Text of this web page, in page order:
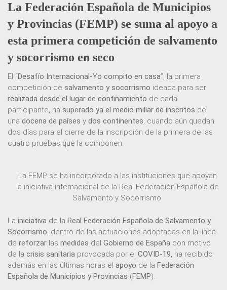
La Federación Española de Municipios
y Provincias (FEMP) se suma al apoyo a
esta primera competición de salvamento
y socorrismo en seco
El “Desafío Internacional-Yo compito en casa”, la primera
competición de salvamento y socorrismo ideada para ser
realizada desde el lugar de confinamiento de cada
participante, ha superado ya el medio millar de inscritos de
una docena de países y dos continentes, cuando aún quedan
dos días para el cierre de la inscripción de la primera de las
cuatro pruebas que la componen.
La FEMP se ha incorporado a las instituciones que apoyan
la iniciativa internacional de la Real Federación Española de
Salvamento y Socorrismo.
La iniciativa de la Real Federación Española de Salvamento y
Socorrismo, dentro de las actuaciones adoptadas en la línea
de reforzar las medidas del Gobierno de España con motivo
de la crisis sanitaria provocada por el COVID-19, ha recibido
además en las últimas horas el apoyo de la Federación
Española de Municipios y Provincias (FEMP).